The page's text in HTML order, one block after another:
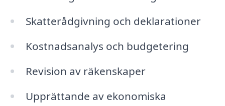
Skatterådgivning och deklarationer
Kostnadsanalys och budgetering
Revision av räkenskaper
Upprättande av ekonomiska